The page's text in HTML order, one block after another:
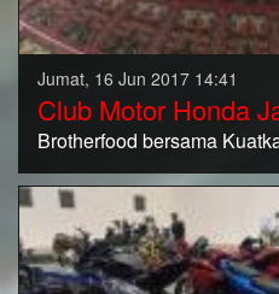
Jumat, 16 Jun 2017 14:41
Club Motor Honda
Brotherfood bersama